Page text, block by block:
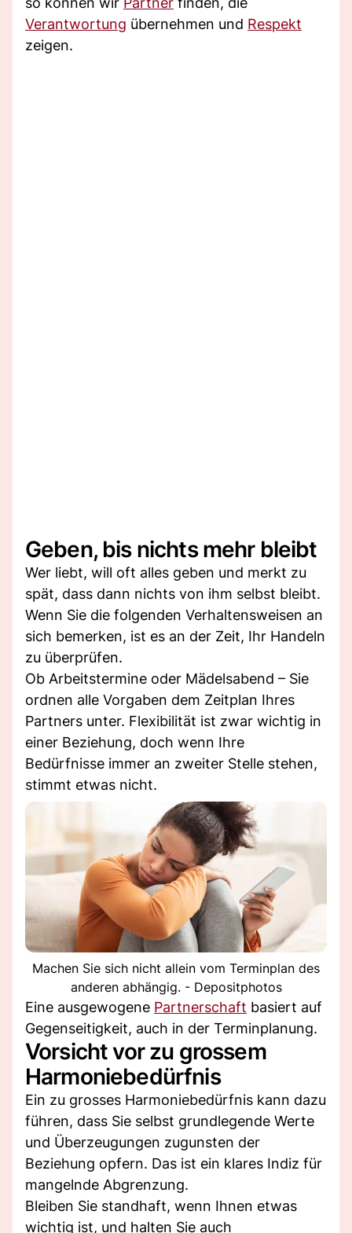
Verantwortung übernehmen und Respekt
zeigen.
Geben, bis nichts mehr bleibt
Wer liebt, will oft alles geben und merkt zu
spät, dass dann nichts von ihm selbst bleibt.
Wenn Sie die folgenden Verhaltensweisen an
sich bemerken, ist es an der Zeit, Ihr Handeln
zu überprüfen.
Ob Arbeitstermine oder Mädelsabend – Sie
ordnen alle Vorgaben dem Zeitplan Ihres
Partners unter. Flexibilität ist zwar wichtig in
einer Beziehung, doch wenn Ihre
Bedürfnisse immer an zweiter Stelle stehen,
stimmt etwas nicht.
Machen Sie sich nicht allein vom Terminplan des
anderen abhängig. - Depositphotos
Eine ausgewogene Partnerschaft basiert auf
Gegenseitigkeit, auch in der Terminplanung.
Vorsicht vor zu grossem
Harmoniebedürfnis
Ein zu grosses Harmoniebedürfnis kann dazu
führen, dass Sie selbst grundlegende Werte
und Überzeugungen zugunsten der
Beziehung opfern. Das ist ein klares Indiz für
mangelnde Abgrenzung.
Bleiben Sie standhaft, wenn Ihnen etwas
wichtig ist, und halten Sie auch